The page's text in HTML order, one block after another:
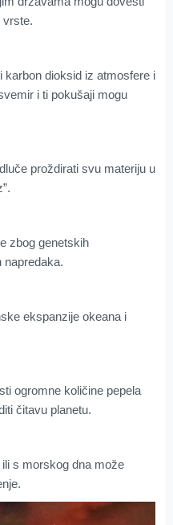
vrste.
karbon dioksid iz atmosfere i
i ti pokušaji mogu
proždirati svu materiju u
zbog genetskih
napredaka.
ekspanzije okeana i
ogromne količine pepela
čitavu planetu.
s morskog dna može